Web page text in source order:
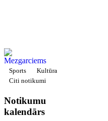
Sports
Kultūra
Citi notikumi
Notikumu
kalendārs